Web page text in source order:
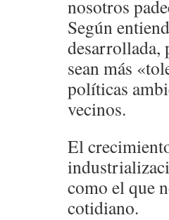
nosotros
Según
desarrollada,
sean más
políticas
vecinos.
El
como el que
cotidiano.